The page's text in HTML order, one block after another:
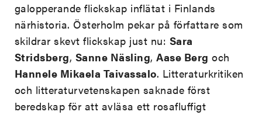
galopperande flickskap inflätat i Finlands
närhistoria. Österholm pekar på författare som
skildrar skevt flickskap just nu: Sara
Stridsberg, Sanne Näsling,Aase Berg och
Hannele Mikaela Taivassalo. Litteraturkritiken
och litteraturvetenskapen saknade först
beredskap för att avläsa ett rosafluffigt